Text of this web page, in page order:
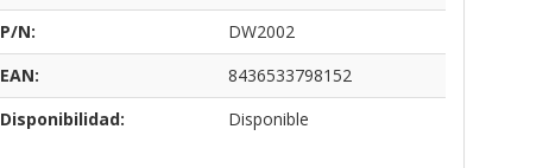
P/N:
DW2002
EAN:
8436533798152
Disponibilidad:
Disponible